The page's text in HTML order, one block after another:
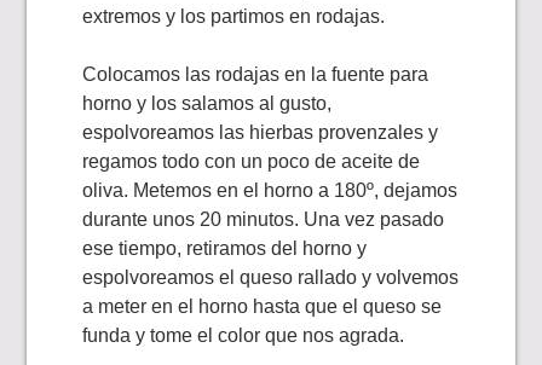
extremos y los partimos en rodajas.
Colocamos las rodajas en la fuente para
horno y los salamos al gusto,
espolvoreamos las hierbas provenzales y
regamos todo con un poco de aceite de
oliva. Metemos en el horno a 180º, dejamos
durante unos 20 minutos. Una vez pasado
ese tiempo, retiramos del horno y
espolvoreamos el queso rallado y volvemos
a meter en el horno hasta que el queso se
funda y tome el color que nos agrada.